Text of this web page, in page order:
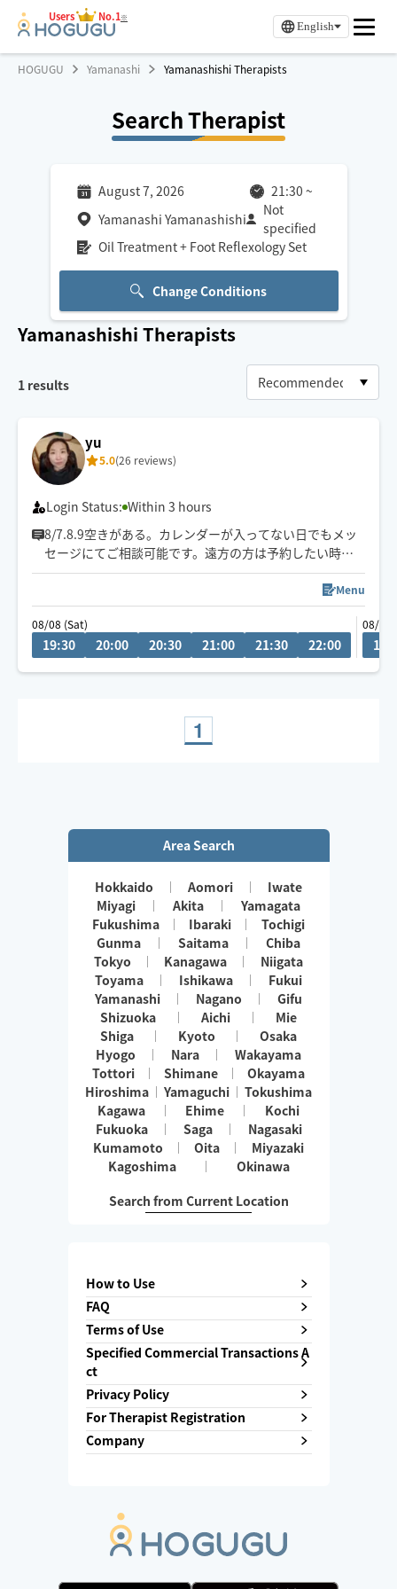
Users No.1※
English
HOGUGU Yamanashi Yamanashishi Therapists
Search Therapist
August 7, 2026 21:30 ~
Yamanashi Yamanashishi
Not
specified
Oil Treatment + Foot Reflexology Set
Change Conditions
Yamanashishi Therapists
1 results
yu
5.0(26 reviews)
Login Status: Within 3 hours
8/7.8.9空きがある。カレンダーが入ってない日でもメッ
セージにてご相談可能です。遠方の方は予約したい時間
の3時間前に県内の方は2時間前にリクエストお願いしま
す。月によって活動エリアが異なりますので、あらかじめ
ご確認の上リクエストをお願いいたします。
施術中にスマートフォンを閲覧はご遠慮ください。
お客様の要望を聞きながら、最善に目指します。
Menu
08/08 (Sat)
19:30 20:00 20:30 21:00 21:30 22:00
08/13
1
Area Search
Hokkaido Aomori
Iwate
Miyagi
Akita
Yamagata
Fukushima
Ibaraki
Tochigi
Gunma
Saitama
Chiba
Tokyo
Kanagawa
Niigata
Toyama
Ishikawa
Fukui
Yamanashi
Nagano
Gifu
Shizuoka
Aichi
Mie
Shiga
Kyoto
Osaka
Hyogo
Nara
Wakayama
Tottori
Shimane
Okayama
Hiroshima
Yamaguchi
Tokushima
Kagawa
Ehime
Kochi
Fukuoka
Saga
Nagasaki
Kumamoto
Oita
Miyazaki
Kagoshima
Okinawa
Search from Current Location
How to Use
FAQ
Terms of Use
Specified Commercial Transactions A
ct
Privacy Policy
For Therapist Registration
Company